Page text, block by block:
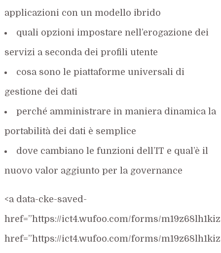
applicazioni con un modello ibrido
quali opzioni impostare nell’erogazione dei
servizi a seconda dei profili utente
cosa sono le piattaforme universali di
gestione dei dati
perché amministrare in maniera dinamica la
portabilità dei dati è semplice
dove cambiano le funzioni dell’IT e qual’è il
nuovo valor aggiunto per la governance
<a data-cke-saved-
href=”https://ict4.wufoo.com/forms/
href=”https://ict4.wufoo.com/forms/